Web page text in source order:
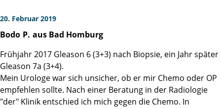
von Tag zu Tag besser.
Zur Problematik Inkontinenztraining und zum
Histologischen Befund gab es mehrere Telefongespräche
mit PD Dr. Budäus, die immer sehr vertrauensvoll waren.
So habe ich weitere Hinweise und Ratschläge erhalten. Da
ich in der Bewertung meines Histologischen Befundes ein
„Grenzfall“ bin, ist bereits nach der nächsten PSA-
Bestimmung eine Einschätzung meiner Situation
20. Februar 2019
Bodo P. aus Bad Homburg
Frühjahr 2017 Gleason 6 (3+3) nach Biopsie, ein Jahr später
Gleason 7a (3+4).
Mein Urologe war sich unsicher, ob er mir Chemo oder OP
empfehlen sollte. Nach einer Beratung in der Radiologie
"der" Klinik entschied ich mich gegen die Chemo. In